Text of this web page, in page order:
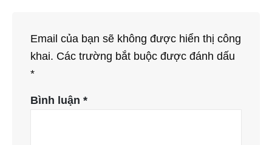
Email của bạn sẽ không được hiển thị công
khai. Các trường bắt buộc được đánh dấu
*
Bình luận *